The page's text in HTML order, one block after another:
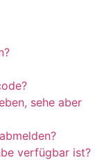
sehe aber
verfügbar ist?